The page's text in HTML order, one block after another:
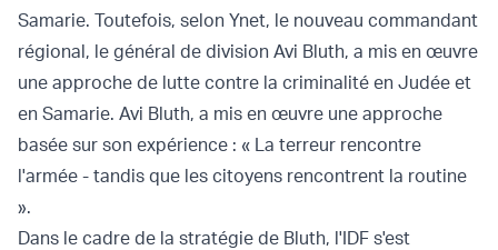
Samarie. Toutefois, selon Ynet, le nouveau commandant
régional, le général de division Avi Bluth, a mis en œuvre
une approche de lutte contre la criminalité en Judée et
en Samarie. Avi Bluth, a mis en œuvre une approche
basée sur son expérience : « La terreur rencontre
l'armée - tandis que les citoyens rencontrent la routine
».
Dans le cadre de la stratégie de Bluth, l'IDF s'est